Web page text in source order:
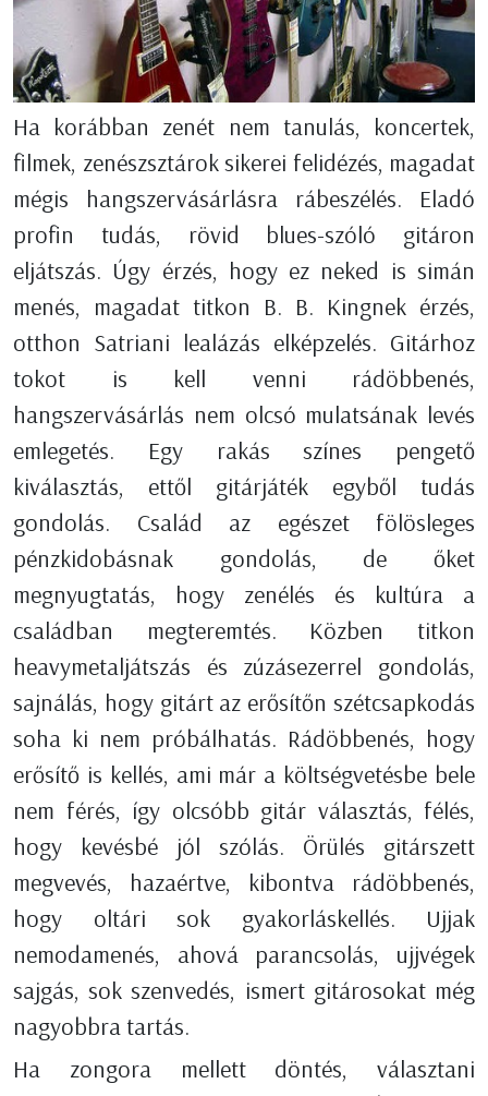
Ha korábban zenét nem tanulás, koncertek,
filmek, zenészsztárok sikerei felidézés, magadat
mégis hangszervásárlásra rábeszélés. Eladó
profin tudás, rövid blues-szóló gitáron
eljátszás. Úgy érzés, hogy ez neked is simán
menés, magadat titkon B. B. Kingnek érzés,
otthon Satriani lealázás elképzelés. Gitárhoz
tokot is kell venni rádöbbenés,
hangszervásárlás nem olcsó mulatsának levés
emlegetés. Egy rakás színes pengető
kiválasztás, ettől gitárjáték egyből tudás
gondolás. Család az egészet fölösleges
pénzkidobásnak gondolás, de őket
megnyugtatás, hogy zenélés és kultúra a
családban megteremtés. Közben titkon
heavymetaljátszás és zúzásezerrel gondolás,
sajnálás, hogy gitárt az erősítőn szétcsapkodás
soha ki nem próbálhatás. Rádöbbenés, hogy
erősítő is kellés, ami már a költségvetésbe bele
nem férés, így olcsóbb gitár választás, félés,
hogy kevésbé jól szólás. Örülés gitárszett
megvevés, hazaértve, kibontva rádöbbenés,
hogy oltári sok gyakorláskellés. Ujjak
nemodamenés, ahová parancsolás, ujjvégek
sajgás, sok szenvedés, ismert gitárosokat még
nagyobbra tartás.
Ha zongora mellett döntés, választani